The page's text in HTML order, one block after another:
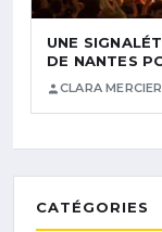
UNE
DE NANTES
CLARA MERCIER
CATÉGORIES